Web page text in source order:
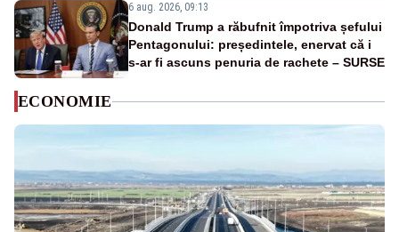
6 aug. 2026, 09:13
Donald Trump a răbufnit împotriva șefului
Pentagonului: președintele, enervat că i
s-ar fi ascuns penuria de rachete – SURSE
ECONOMIE